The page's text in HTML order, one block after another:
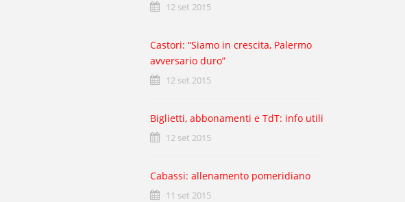
12 set 2015
Castori: “Siamo in crescita, Palermo
avversario duro”
12 set 2015
Biglietti, abbonamenti e TdT: info utili
12 set 2015
Cabassi: allenamento pomeridiano
11 set 2015